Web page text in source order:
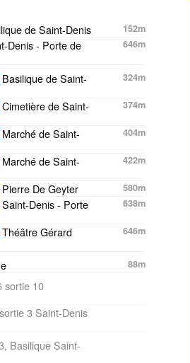
de Saint-Denis
152m
Denis - Porte de
646m
Basilique de Saint-
324m
Cimetière de Saint-
374m
Marché de Saint-
404m
Marché de Saint-
422m
Pierre De Geyter
580m
Saint-Denis - Porte
638m
Théâtre Gérard
646m
88m
sortie 10
3 Saint-Denis
Basilique Saint-